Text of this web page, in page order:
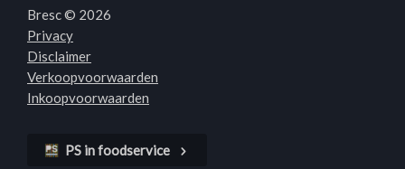
Bresc © 2026
Privacy
Disclaimer
Verkoopvoorwaarden
Inkoopvoorwaarden
PS in foodservice